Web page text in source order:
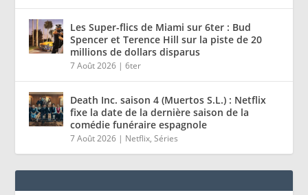
Les Super-flics de Miami sur 6ter : Bud
Spencer et Terence Hill sur la piste de 20
millions de dollars disparus
7 Août 2026 |6ter
Death Inc. saison 4 (Muertos S.L.) : Netflix
fixe la date de la dernière saison de la
comédie funéraire espagnole
7 Août 2026 | Netflix,Séries